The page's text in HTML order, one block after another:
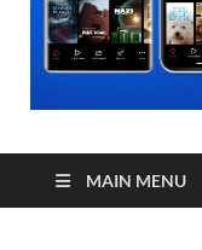
MAIN MENU